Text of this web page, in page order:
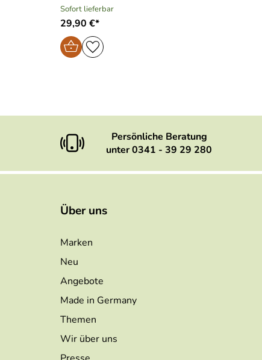
Sofort lieferbar
29,90 €*
Persönliche Beratung
unter 0341 - 39 29 280
Über uns
Marken
Neu
Angebote
Made in Germany
Themen
Wir über uns